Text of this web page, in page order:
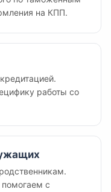
на КПП.
работы со
с